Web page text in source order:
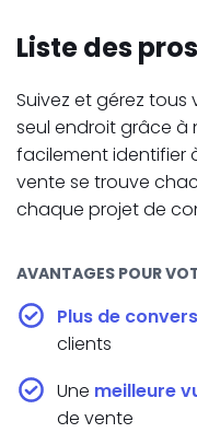
Liste des
Suivez et gérez
seul endroit grâce à
facilement identifier
vente se trouve
chaque projet de
AVANTAGES POUR
Plus de
clients
Une meilleure
de vente